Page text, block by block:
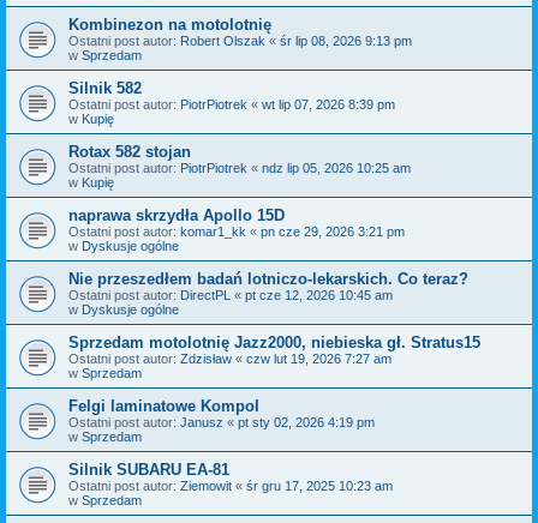
Kombinezon na motolotnię
Ostatni post autor: Robert Olszak « śr lip 08, 2026 9:13 pm
w Sprzedam
Silnik 582
Ostatni post autor: PiotrPiotrek « wt lip 07, 2026 8:39 pm
w Kupię
Rotax 582 stojan
Ostatni post autor: PiotrPiotrek « ndz lip 05, 2026 10:25 am
w Kupię
naprawa skrzydła Apollo 15D
Ostatni post autor: komar1_kk « pn cze 29, 2026 3:21 pm
w Dyskusje ogólne
Nie przeszedłem badań lotniczo-lekarskich. Co teraz?
Ostatni post autor: DirectPL « pt cze 12, 2026 10:45 am
w Dyskusje ogólne
Sprzedam motolotnię Jazz2000, niebieska gł. Stratus15
Ostatni post autor: Zdzisław « czw lut 19, 2026 7:27 am
w Sprzedam
Felgi laminatowe Kompol
Ostatni post autor: Janusz « pt sty 02, 2026 4:19 pm
w Sprzedam
Silnik SUBARU EA-81
Ostatni post autor: Ziemowit « śr gru 17, 2025 10:23 am
w Sprzedam